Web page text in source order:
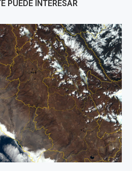
PUEDE INTERESAR